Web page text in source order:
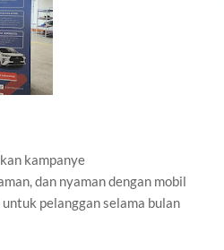
kampanye
dan nyaman dengan mobil
pelanggan selama bulan